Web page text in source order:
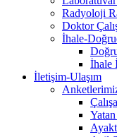
Radyoloji
Doktor
İhale-
İhale
İletişim-Ulaşım